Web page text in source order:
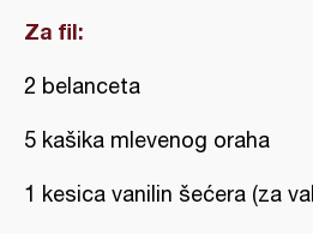
Za fil:
2 belanceta
5 kašika mlevenog oraha
1 kesica vanilin šećera (za